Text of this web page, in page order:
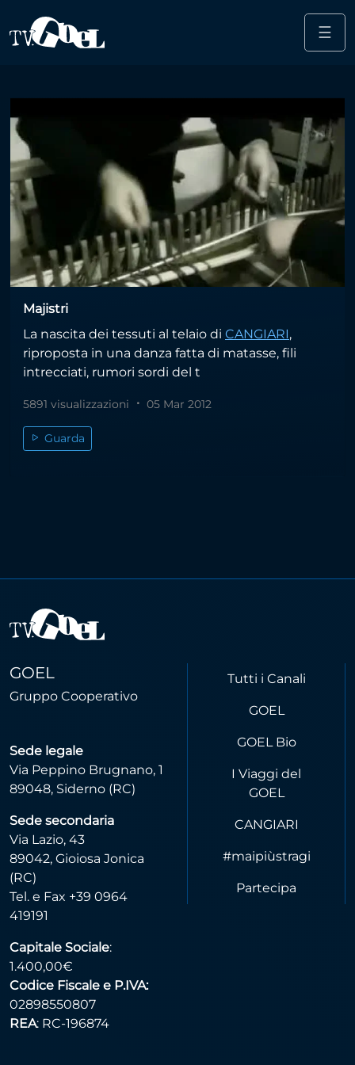
☰
tessuto
Majistri
La nascita dei tessuti al telaio di CANGIARI,
riproposta in una danza fatta di matasse, fili
intrecciati, rumori sordi del t
5891 visualizzazioni 05 Mar 2012
Guarda
GOEL
Gruppo Cooperativo
Sede legale
Via Peppino Brugnano, 1
89048, Siderno (RC)
Sede secondaria
Via Lazio, 43
89042, Gioiosa Jonica
(RC)
Tel. e Fax +39 0964
419191
Capitale Sociale:
1.400,00€
Codice Fiscale e P.IVA:
02898550807
REA: RC-196874
Tutti i Canali
GOEL
GOEL Bio
I Viaggi del
GOEL
CANGIARI
#maipiùstragi
Partecipa